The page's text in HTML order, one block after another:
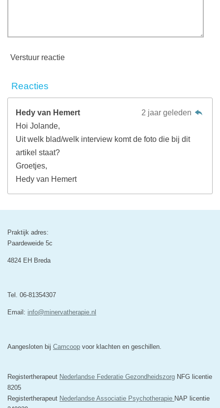
Verstuur reactie
Reacties
Hedy van Hemert
2 jaar geleden
Hoi Jolande,
Uit welk blad/welk interview komt de foto die bij dit
artikel staat?
Groetjes,
Hedy van Hemert
Praktijk adres:
Paardeweide 5c
4824 EH Breda
Tel. 06-81354307
Email: info@minervatherapie.nl
Aangesloten bij Camcoop voor klachten en geschillen.
Registertherapeut Nederlandse Federatie Gezondheidszorg NFG licentie
8205
Registertherapeut Nederlandse Associatie Psychotherapie NAP licentie